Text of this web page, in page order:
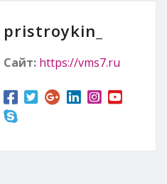
pristroykin_
Сайт: https://vms7.ru